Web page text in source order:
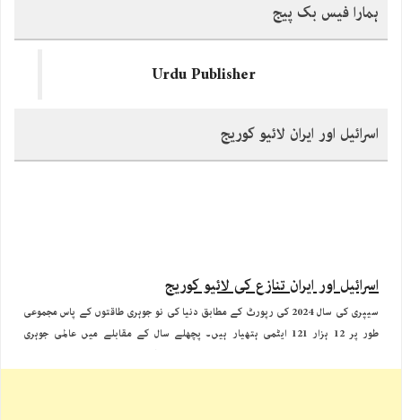
ہمارا فیس بک پیج
Urdu Publisher
اسرائیل اور ایران لائیو کوریج
اسرائیل اور ایران تنازع کی لائیو کوریج
سیپری کی سال 2024 کی رپورٹ کے مطابق دنیا کی نو جوہری طاقتوں کے پاس مجموعی
طور پر 12 ہزار 121 ایٹمی ہتھیار ہیں۔ پچھلے سال کے مقابلے میں عالمی جوہری
ہتھیاروں کی تعداد میں تقریبا 390 وار ہیذز کی کمی آئی ہے۔